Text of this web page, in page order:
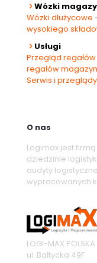
Wózki
Wózki dłużycowe •
wysokiego
Usługi
Przegląd regałów
regałów
Serwis i
O nas
Logimax jest
dziedzinie
audyty
wypracowanych
LOGI-MAX POLSKA
ul. Bałtycka 49F